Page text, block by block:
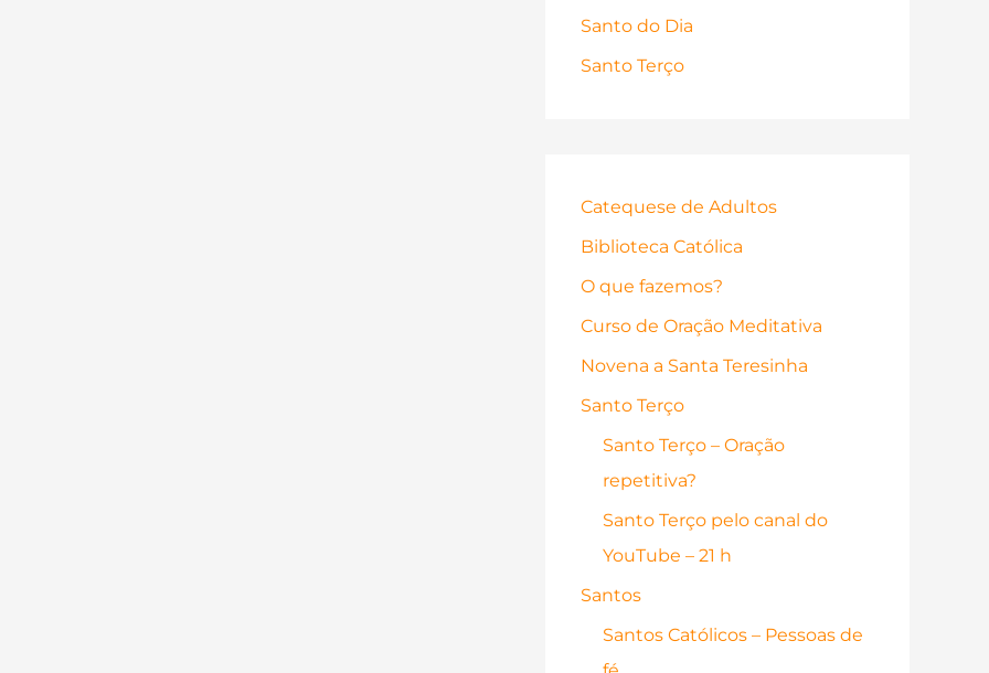
Santo do Dia
Santo Terço
Catequese de Adultos
Biblioteca Católica
O que fazemos?
Curso de Oração Meditativa
Novena a Santa Teresinha
Santo Terço
Santo Terço – Oração
repetitiva?
Santo Terço pelo canal do
YouTube – 21 h
Santos
Santos Católicos – Pessoas de